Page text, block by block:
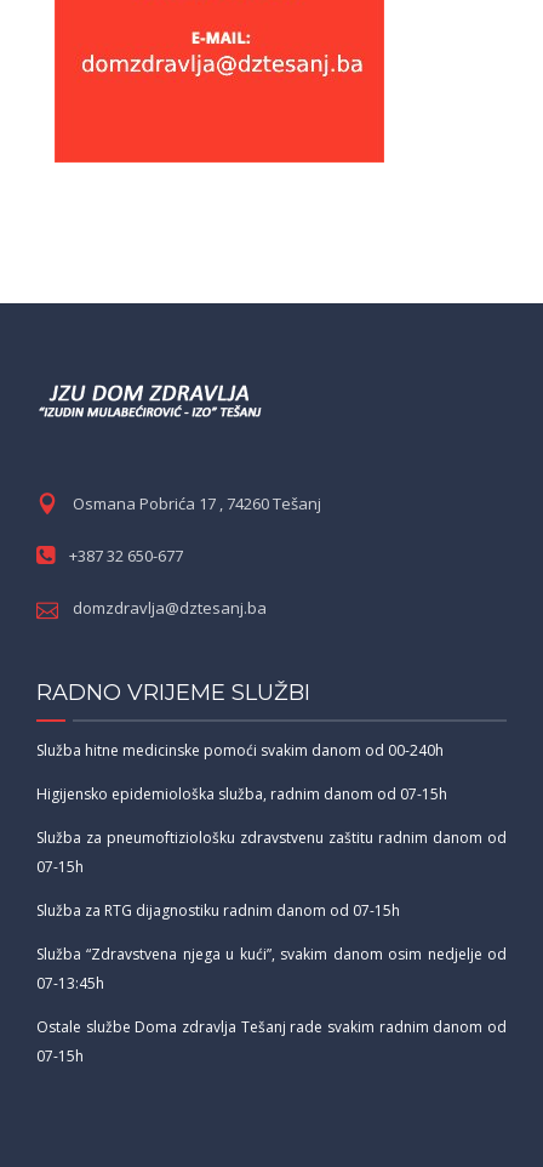
Osmana Pobrića 17 , 74260 Tešanj
+387 32 650-677
domzdravlja@dztesanj.ba
RADNO VRIJEME SLUŽBI
Služba hitne medicinske pomoći svakim danom od 00-240h
Higijensko epidemiološka služba, radnim danom od 07-15h
Služba za pneumoftiziološku zdravstvenu zaštitu radnim danom od
07-15h
Služba za RTG dijagnostiku radnim danom od 07-15h
Služba “Zdravstvena njega u kući”, svakim danom osim nedjelje od
07-13:45h
Ostale službe Doma zdravlja Tešanj rade svakim radnim danom od
07-15h